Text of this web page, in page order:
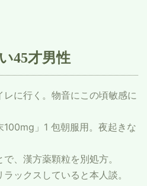
45才男性
に行く。物音にこの頃敏感に
」1 包朝服用。夜起きな
、漢方薬顆粒を別処方。
ックスしていると本人談。